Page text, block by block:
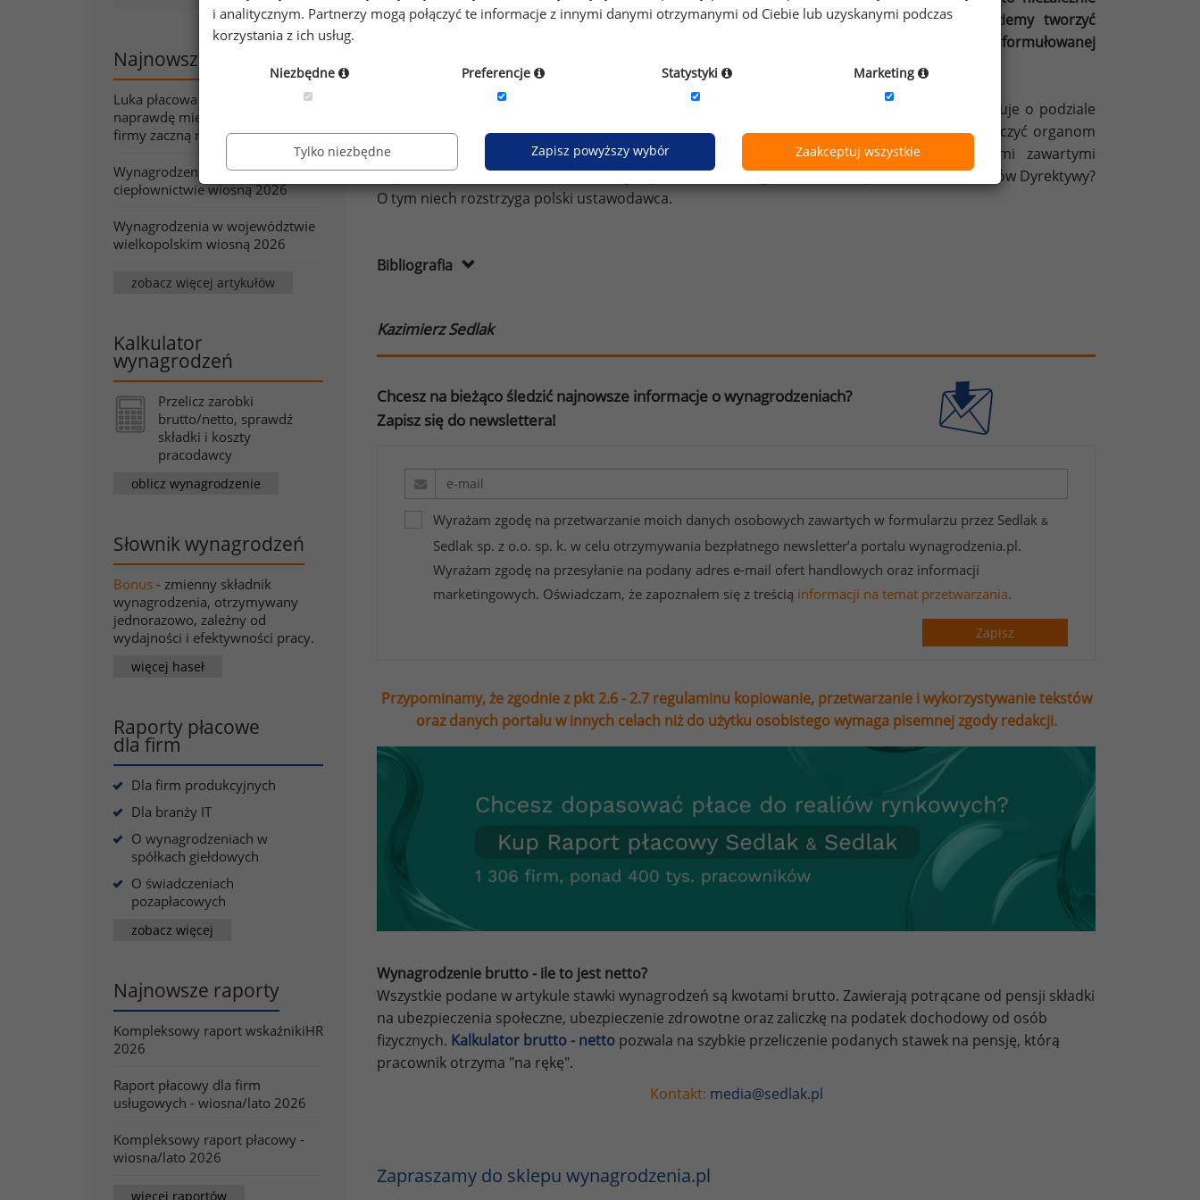
Najnowsze artykuły
Luka płacowa pod lupą. Co
naprawdę mierzy wskaźnik, który
firmy zaczną raportować?
Wynagrodzenia w energetyce i
ciepłownictwie wiosną 2026
Wynagrodzenia w województwie
wielkopolskim wiosną 2026
zobacz więcej artykułów
Kalkulator
wynagrodzeń
Przelicz zarobki
brutto/netto, sprawdź
składki i koszty
pracodawcy
oblicz wynagrodzenie
Słownik wynagrodzeń
Bonus - zmienny składnik
wynagrodzenia, otrzymywany
jednorazowo, zależny od
wydajności i efektywności pracy.
więcej haseł
Raporty płacowe
dla firm
Dla firm produkcyjnych
Dla branży IT
O wynagrodzeniach w
spółkach giełdowych
O świadczeniach
pozapłacowych
zobacz więcej
Najnowsze raporty
Kompleksowy raport wskaźnikiHR
2026
Raport płacowy dla firm
usługowych - wiosna/lato 2026
Kompleksowy raport płacowy -
wiosna/lato 2026
więcej raportów
od tego jakie metody wartościowania analityczno-punktowego zastosujemy i jak będziemy tworzyć
kategorie zawsze natrafimy na przypadki graniczne podważające wartość merytoryczną tak sformułowanej
Pocieszeniem jest jedynie to, że zgodnie z zapisem projektu ustawy, to pracodawca decyduje o podziale
na kategorie, więc w oparciu o powyżej opisany paradoks zawsze będzie w stanie wytłumaczyć organom
kontrolnym, że mimo braku logiki matematycznej, podział jest zgodny z zaleceniami zawartymi
w podręczniku MOP, rekomendowanym przez MRPiPS. Czy ma to sens z punktu widzenia celów Dyrektywy?
O tym niech rozstrzyga polski ustawodawca.
Bibliografia
Kazimierz Sedlak
Chcesz na bieżąco śledzić najnowsze informacje o wynagrodzeniach?
Zapisz się do newslettera!
Wyrażam zgodę na przetwarzanie moich danych osobowych zawartych w formularzu przez Sedlak &
Sedlak sp. z o.o. sp. k. w celu otrzymywania bezpłatnego newsletter’a portalu wynagrodzenia.pl.
Wyrażam zgodę na przesyłanie na podany adres e-mail ofert handlowych oraz informacji
marketingowych. Oświadczam, że zapoznałem się z treścią informacji na temat przetwarzania.
Zapisz
Przypominamy, że zgodnie z pkt 2.6 - 2.7 regulaminu kopiowanie, przetwarzanie i wykorzystywanie tekstów
oraz danych portalu w innych celach niż do użytku osobistego wymaga pisemnej zgody redakcji.
Wynagrodzenie brutto - ile to jest netto?
Wszystkie podane w artykule stawki wynagrodzeń są kwotami brutto. Zawierają potrącane od pensji składki
na ubezpieczenia społeczne, ubezpieczenie zdrowotne oraz zaliczkę na podatek dochodowy od osób
fizycznych. Kalkulator brutto - netto pozwala na szybkie przeliczenie podanych stawek na pensję, którą
pracownik otrzyma "na rękę".
Kontakt: media@sedlak.pl
Zapraszamy do sklepu wynagrodzenia.pl
i analitycznym. Partnerzy mogą połączyć te informacje z innymi danymi otrzymanymi od Ciebie lub uzyskanymi podczas
korzystania z ich usług.
Niezbędne Preferencje Statystyki Marketing
Tylko niezbędne Zapisz powyższy wybór Zaakceptuj wszystkie